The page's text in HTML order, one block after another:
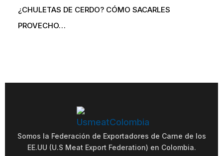
¿CHULETAS DE CERDO? CÓMO SACARLES
PROVECHO…
Somos la Federación de Exportadores de Carne de los
EE.UU (U.S Meat Export Federation) en Colombia.